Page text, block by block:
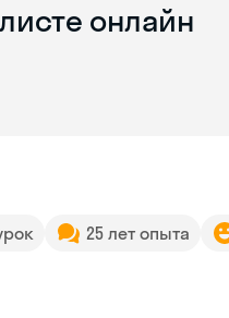
онлайн
25 лет опыта